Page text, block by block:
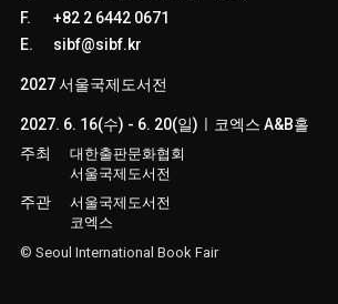
F.
+82 2 6442 0671
E.
sibf@sibf.kr
2027 서울국제도서전
2027. 6. 16(수) - 6. 20(일)ㅣ코엑스 A&B홀
주최
대한출판문화협회
서울국제도서전
주관
서울국제도서전
코엑스
© Seoul International Book Fair